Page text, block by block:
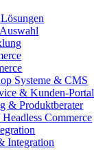
Systeme & CMS
& Kunden-Portal
& Produktberater
Commerce
Integration